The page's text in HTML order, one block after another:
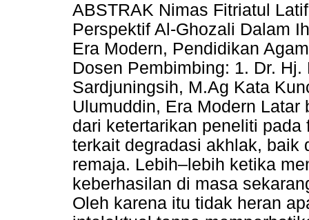
ABSTRAK Nimas Fitriatul
Perspektif Al-Ghozali Dalam
Era Modern, Pendidikan
Dosen Pembimbing: 1. Dr. Hj.
Sardjuningsih, M.Ag Kata
Ulumuddin, Era Modern
dari ketertarikan peneliti
terkait degradasi akhlak, baik
remaja. Lebih–lebih ketika
keberhasilan di masa
Oleh karena itu tidak heran